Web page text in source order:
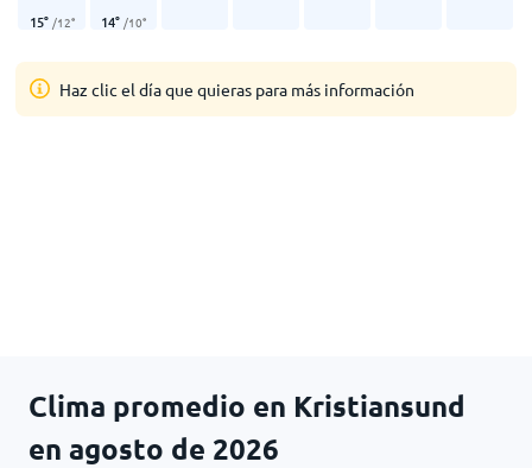
15° /12° 14° /10°
Haz clic el día que quieras para más información
Clima promedio en Kristiansund
en agosto de 2026